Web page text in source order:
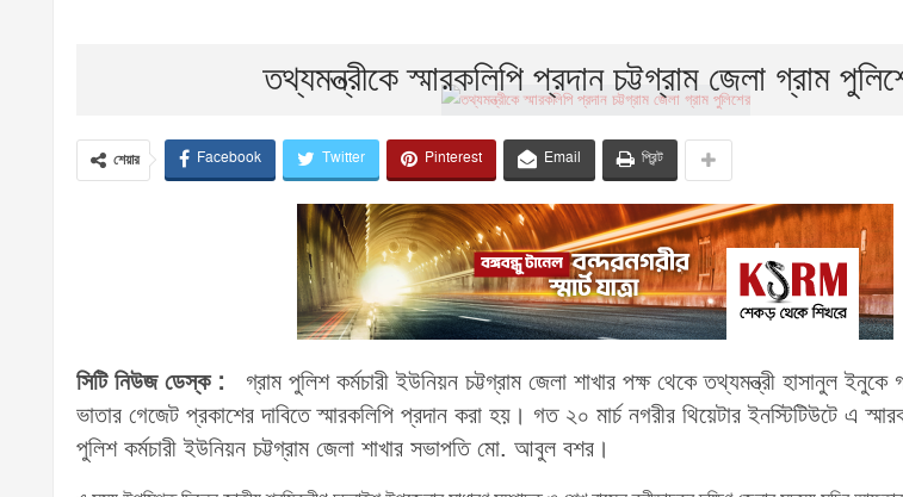
তথ্যমন্ত্রীকে স্মারকলিপি প্রদান চট্টগ্রাম জেলা গ্রাম
শেয়ার Facebook Twitter Pinterest Email প্রিন্ট
সিটি নিউজ ডেস্ক :
গ্রাম পুলিশ কর্মচারী ইউনিয়ন চট্টগ্রাম জেলা শাখার পক্ষ থেকে তথ্যমন্ত্রী হাসানুল ইনুকে
ভাতার গেজেট প্রকাশের দাবিতে স্মারকলিপি প্রদান করা হয়। গত ২০ মার্চ নগরীর থিয়েটার ইনস্টিটিউটে এ
পুলিশ কর্মচারী ইউনিয়ন চট্টগ্রাম জেলা শাখার সভাপতি মো. আবুল বশর।